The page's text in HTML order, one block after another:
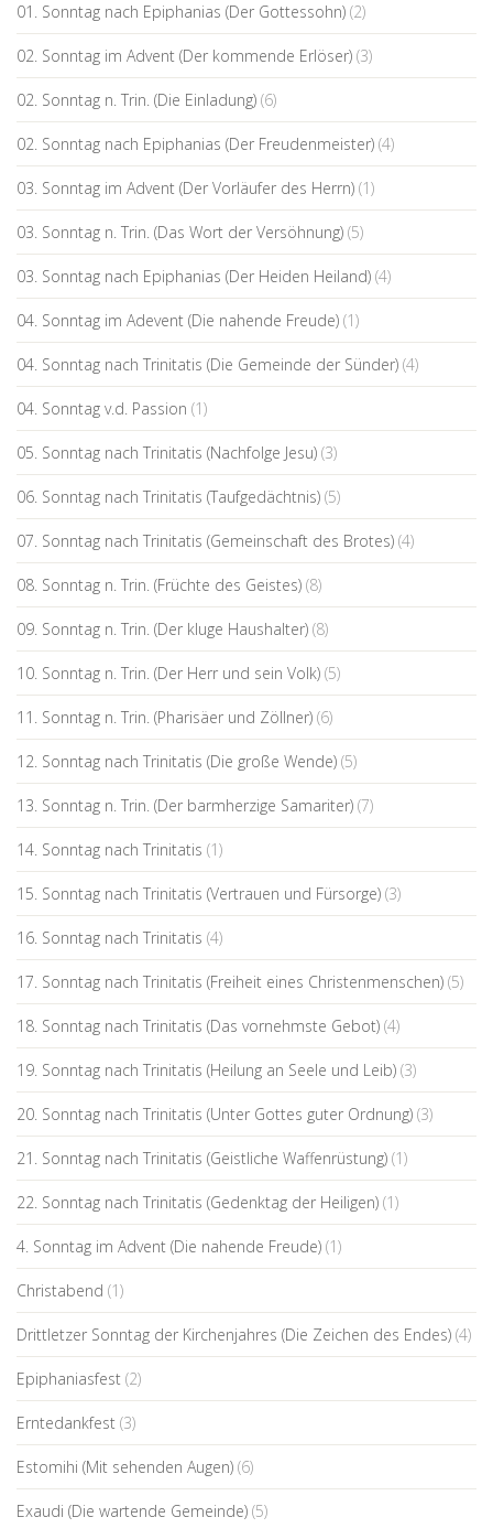
01. Sonntag nach Epiphanias (Der Gottessohn) (2)
02. Sonntag im Advent (Der kommende Erlöser) (3)
02. Sonntag n. Trin. (Die Einladung) (6)
02. Sonntag nach Epiphanias (Der Freudenmeister) (4)
03. Sonntag im Advent (Der Vorläufer des Herrn) (1)
03. Sonntag n. Trin. (Das Wort der Versöhnung) (5)
03. Sonntag nach Epiphanias (Der Heiden Heiland) (4)
04. Sonntag im Adevent (Die nahende Freude) (1)
04. Sonntag nach Trinitatis (Die Gemeinde der Sünder) (4)
04. Sonntag v.d. Passion (1)
05. Sonntag nach Trinitatis (Nachfolge Jesu) (3)
06. Sonntag nach Trinitatis (Taufgedächtnis) (5)
07. Sonntag nach Trinitatis (Gemeinschaft des Brotes) (4)
08. Sonntag n. Trin. (Früchte des Geistes) (8)
09. Sonntag n. Trin. (Der kluge Haushalter) (8)
10. Sonntag n. Trin. (Der Herr und sein Volk) (5)
11. Sonntag n. Trin. (Pharisäer und Zöllner) (6)
12. Sonntag nach Trinitatis (Die große Wende) (5)
13. Sonntag n. Trin. (Der barmherzige Samariter) (7)
14. Sonntag nach Trinitatis (1)
15. Sonntag nach Trinitatis (Vertrauen und Fürsorge) (3)
16. Sonntag nach Trinitatis (4)
17. Sonntag nach Trinitatis (Freiheit eines Christenmenschen) (5)
18. Sonntag nach Trinitatis (Das vornehmste Gebot) (4)
19. Sonntag nach Trinitatis (Heilung an Seele und Leib) (3)
20. Sonntag nach Trinitatis (Unter Gottes guter Ordnung) (3)
21. Sonntag nach Trinitatis (Geistliche Waffenrüstung) (1)
22. Sonntag nach Trinitatis (Gedenktag der Heiligen) (1)
4. Sonntag im Advent (Die nahende Freude) (1)
Christabend (1)
Drittletzer Sonntag der Kirchenjahres (Die Zeichen des Endes) (4)
Epiphaniasfest (2)
Erntedankfest (3)
Estomihi (Mit sehenden Augen) (6)
Exaudi (Die wartende Gemeinde) (5)